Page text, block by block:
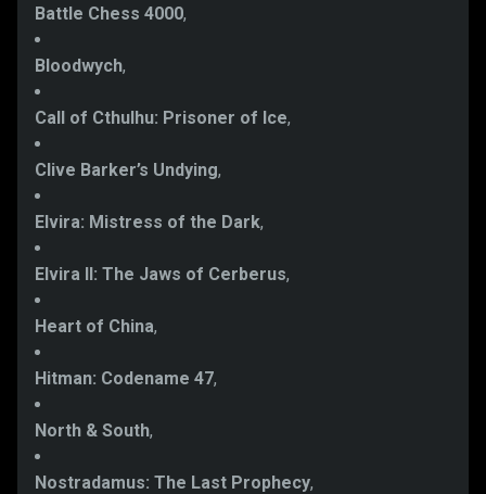
Battle Chess 4000,
Bloodwych,
Call of Cthulhu: Prisoner of Ice,
Clive Barker’s Undying,
Elvira: Mistress of the Dark,
Elvira II: The Jaws of Cerberus,
Heart of China,
Hitman: Codename 47,
North & South,
Nostradamus: The Last Prophecy,